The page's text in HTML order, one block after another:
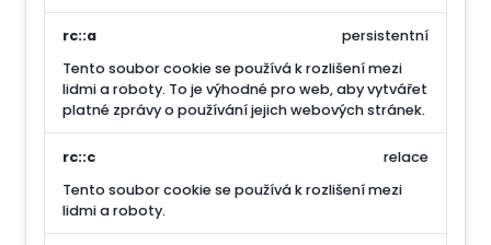
rc::a
Tento soubor cookie se používá k rozlišení mezi
lidmi a roboty. To je výhodné pro web, aby vytvářet
platné zprávy o používání jejich webových stránek.
persistentní
rc::c
Tento soubor cookie se používá k rozlišení mezi
lidmi a roboty.
relace